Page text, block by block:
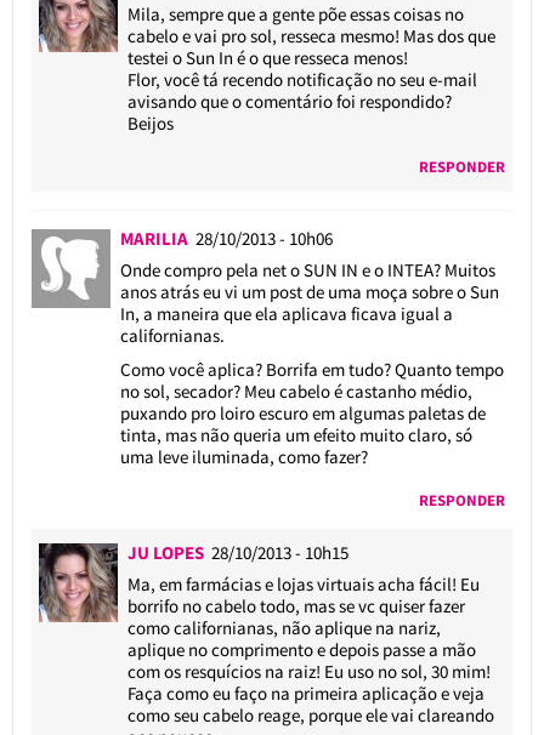
Mila, sempre que a gente põe essas coisas no
cabelo e vai pro sol, resseca mesmo! Mas dos que
testei o Sun In é o que resseca menos!
Flor, você tá recendo notificação no seu e-mail
avisando que o comentário foi respondido?
Beijos
RESPONDER
MARILIA 28/10/2013 - 10h06
Onde compro pela net o SUN IN e o INTEA? Muitos
anos atrás eu vi um post de uma moça sobre o Sun
In, a maneira que ela aplicava ficava igual a
californianas.
Como você aplica? Borrifa em tudo? Quanto tempo
no sol, secador? Meu cabelo é castanho médio,
puxando pro loiro escuro em algumas paletas de
tinta, mas não queria um efeito muito claro, só
uma leve iluminada, como fazer?
RESPONDER
JU LOPES 28/10/2013 - 10h15
Ma, em farmácias e lojas virtuais acha fácil! Eu
borrifo no cabelo todo, mas se vc quiser fazer
como californianas, não aplique na nariz,
aplique no comprimento e depois passe a mão
com os resquícios na raiz! Eu uso no sol, 30 mim!
Faça como eu faço na primeira aplicação e veja
como seu cabelo reage, porque ele vai clareando